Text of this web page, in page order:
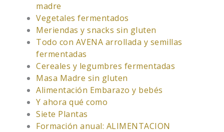
madre
Vegetales fermentados
Meriendas y snacks sin gluten
Todo con AVENA arrollada y semillas
fermentadas
Cereales y legumbres fermentadas
Masa Madre sin gluten
Alimentación Embarazo y bebés
Y ahora qué como
Siete Plantas
Formación anual: ALIMENTACION